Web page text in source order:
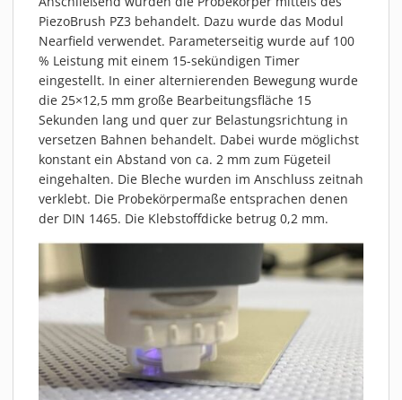
REFERENZEN
VIDEOS
ÜBER UNS
VISION, MISSION, WERTE
NACHHALTIGKEIT
HISTORIE
LEISTUNGEN
KARRIERE
ONLINE SHOP
PiezoBrush PZ3 behandelt. Dazu wurde das Modul
Nearfield verwendet. Parameterseitig wurde auf 100
% Leistung mit einem 15-sekündigen Timer
eingestellt. In einer alternierenden Bewegung wurde
die 25×12,5 mm große Bearbeitungsfläche 15
Sekunden lang und quer zur Belastungsrichtung in
versetzen Bahnen behandelt. Dabei wurde möglichst
konstant ein Abstand von ca. 2 mm zum Fügeteil
eingehalten. Die Bleche wurden im Anschluss zeitnah
verklebt. Die Probekörpermaße entsprachen denen
der DIN 1465. Die Klebstoffdicke betrug 0,2 mm.